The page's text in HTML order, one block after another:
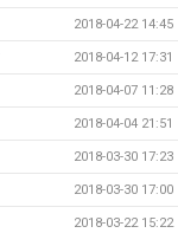
2018-04-22 14:45
2018-04-12 17:31
2018-04-07 11:28
2018-04-04 21:51
2018-03-30 17:23
2018-03-30 17:00
2018-03-22 15:22